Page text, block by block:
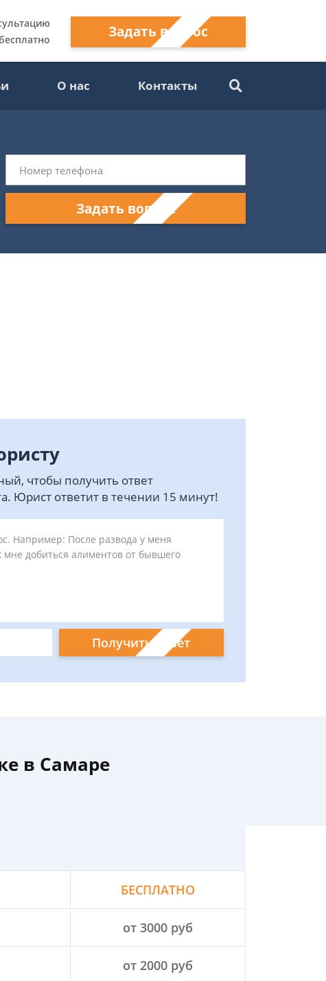
Задать вопрос
О нас Контакты
Задать вопрос
чтобы получить ответ
Юрист ответит в течении 15 минут!
Получить ответ
в Самаре
БЕСПЛАТНО
от 3000 руб
от 2000 руб